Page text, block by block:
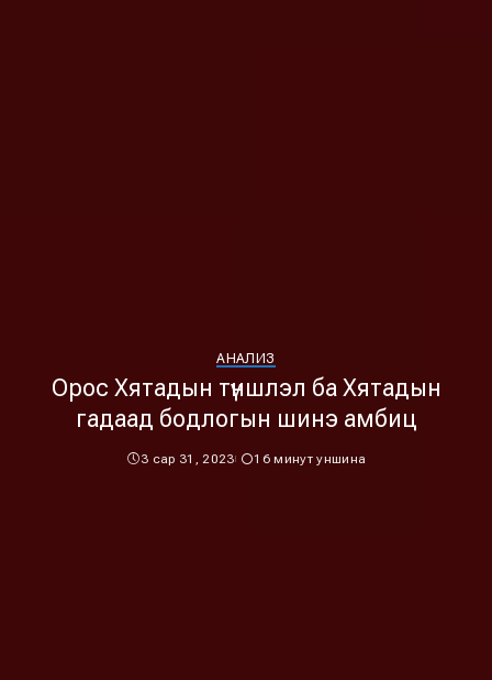
АНАЛИЗ
Орос Хятадын түншлэл ба Хятадын
гадаад бодлогын шинэ амбиц
3 сар 31, 2023 16 минут уншина